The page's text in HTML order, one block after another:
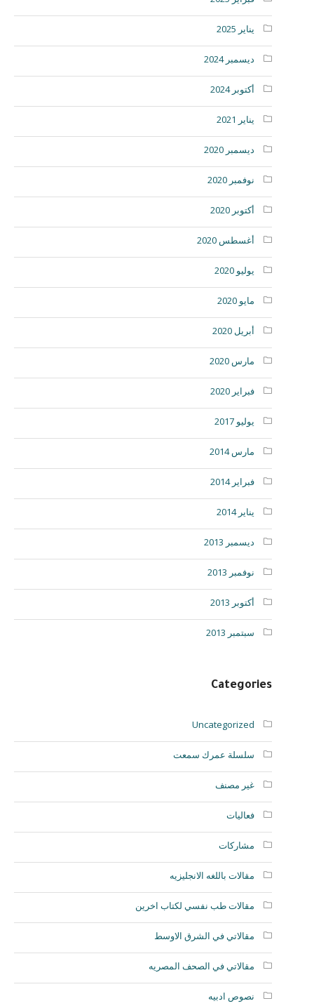
يناير 2025
ديسمبر 2024
أكتوبر 2024
يناير 2021
ديسمبر 2020
نوفمبر 2020
أكتوبر 2020
أغسطس 2020
يوليو 2020
مايو 2020
أبريل 2020
مارس 2020
فبراير 2020
يوليو 2017
مارس 2014
فبراير 2014
يناير 2014
ديسمبر 2013
نوفمبر 2013
أكتوبر 2013
سبتمبر 2013
Categories
Uncategorized
سلسلة عمرك سمعت
غير مصنف
فعاليات
مشاركات
مقالات باللغه الانجليزيه
مقالات طب نفسي لكتاب اخرين
مقالاتي في الشرق الاوسط
مقالاتي في الصحف المصريه
نصوص ادبيه